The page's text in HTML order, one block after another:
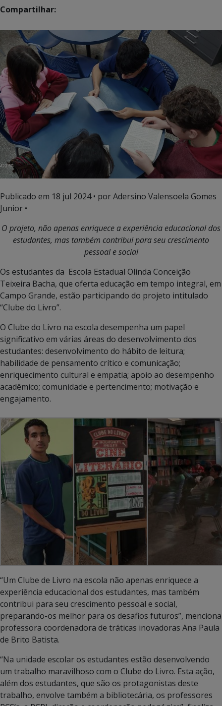
Compartilhar:
Publicado em 18 jul 2024• por Adersino Valensoela Gomes
Junior •
O projeto, não apenas enriquece a experiência educacional dos
estudantes, mas também contribui para seu crescimento
pessoal e social
Os estudantes da Escola Estadual Olinda Conceição
Teixeira Bacha, que oferta educação em tempo integral, em
Campo Grande, estão participando do projeto intitulado
“Clube do Livro”.
O Clube do Livro na escola desempenha um papel
significativo em várias áreas do desenvolvimento dos
estudantes: desenvolvimento do hábito de leitura;
habilidade de pensamento crítico e comunicação;
enriquecimento cultural e empatia; apoio ao desempenho
acadêmico; comunidade e pertencimento; motivação e
engajamento.
“Um Clube de Livro na escola não apenas enriquece a
experiência educacional dos estudantes, mas também
contribui para seu crescimento pessoal e social,
preparando-os melhor para os desafios futuros”, menciona
professora coordenadora de tráticas inovadoras Ana Paula
de Brito Batista.
“Na unidade escolar os estudantes estão desenvolvendo
um trabalho maravilhoso com o Clube do Livro. Esta ação,
além dos estudantes, que são os protagonistas deste
trabalho, envolve também a bibliotecária, os professores